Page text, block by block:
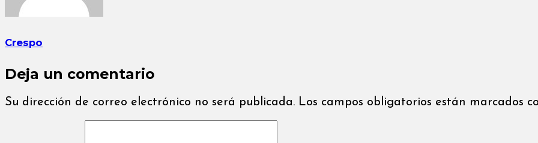
Crespo
Deja un comentario
Su dirección de correo electrónico no será publicada. Los campos obligatorios están marcados